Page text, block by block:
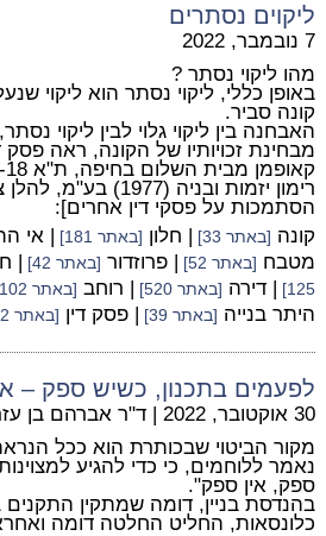
ליקוים נסתרים
7 נובמבר, 2022
מהו ליקוי נסתר ?
באופן כללי, ליקוי נסתר הוא ליקוי
קונה סביר.
האבחנה בין ליקוי גלוי לבין ליקוי
מבחינת זכויותיו של הקונה, ראה פסק
רימון יזמות ובניה
הסתמכות על פסקי דין אחרים]:
קונה [באתר 33] | חלון [באתר 181] | אי
מטבח [באתר 52] | פרוזדור [באתר 42] |
125]
| דירה [באתר 520] | רוחב [באתר 102]
היתר בנייה [באתר 39] | פסק דין [באתר 482]
לפעמים בתכנון, כשיש ספק –
30 אוקטובר, 2022 | ד"ר אברהם בן
מקור הביטוי שבכותרת הוא ככל
נאמר ללוחמים, כי כדי להגיע
ספק, אין ספק".
בהנדסת בניין, דומה שמתקין
כלונסאות, החליט החלטה דומה